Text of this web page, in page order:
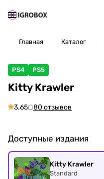
Главная Каталог
PS4 PS5
Kitty Krawler
3.65 80 отзывов
Доступные издания
Kitty Krawler
Standard